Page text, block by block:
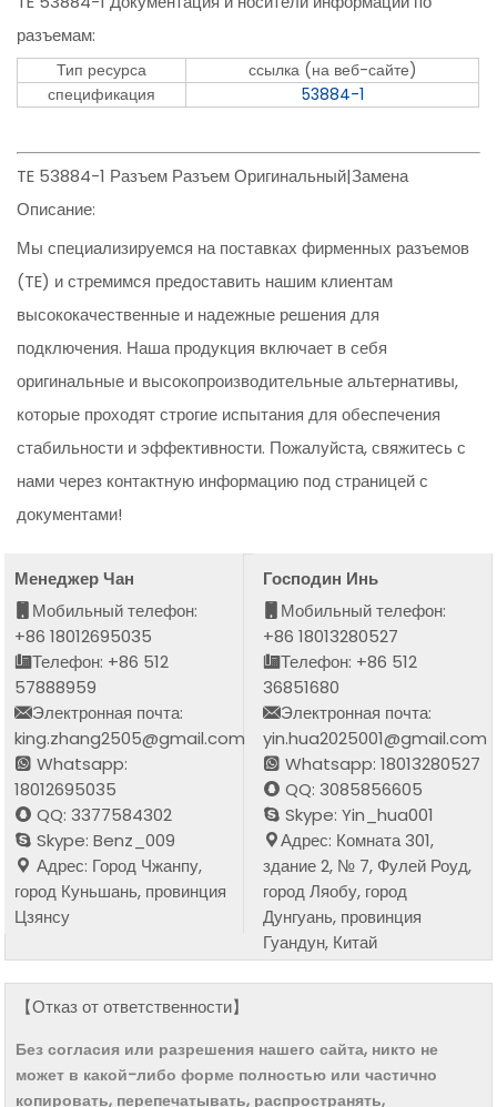
разъемам:
Тип ресурса
ссылка (на веб-сайте)
спецификация
53884-1
TE 53884-1 Разъем Разъем Оригинальный|Замена
Описание:
Мы специализируемся на поставках фирменных разъемов
(TE) и стремимся предоставить нашим клиентам
высококачественные и надежные решения для
подключения. Наша продукция включает в себя
оригинальные и высокопроизводительные альтернативы,
которые проходят строгие испытания для обеспечения
стабильности и эффективности. Пожалуйста, свяжитесь с
нами через контактную информацию под страницей с
документами!
Менеджер Чан
Мобильный телефон:
+86 18012695035
Телефон: +86 512
57888959
Электронная почта:
king.zhang2505@gmail.com
Whatsapp:
18012695035
QQ: 3377584302
Skype: Benz_009
Адрес: Город Чжанпу,
город Куньшань, провинция
Цзянсу
Господин Инь
Мобильный телефон:
+86 18013280527
Телефон: +86 512
36851680
Электронная почта:
yin.hua2025001@gmail.com
Whatsapp: 18013280527
QQ: 3085856605
Skype: Yin_hua001
Адрес: Комната 301,
здание 2, № 7, Фулей Роуд,
город Ляобу, город
Дунгуань, провинция
Гуандун, Китай
【Отказ от ответственности】
Без согласия или разрешения нашего сайта, никто не
может в какой-либо форме полностью или частично
копировать, перепечатывать, распространять,